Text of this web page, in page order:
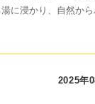
に浸かり、自然か
2025年